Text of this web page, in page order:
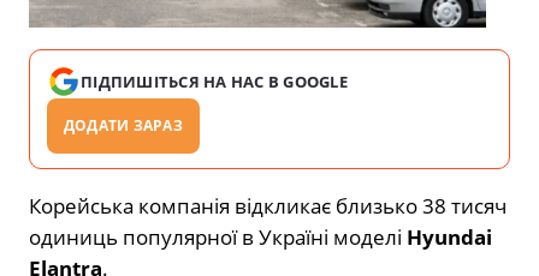
ПІДПИШІТЬСЯ НА НАС В GOOGLE
ДОДАТИ ЗАРАЗ
Корейська компанія відкликає близько 38 тисяч
одиниць популярної в Україні моделі Hyundai
Elantra.